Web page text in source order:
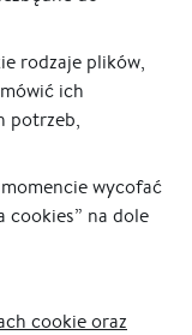
rodzaje plików,
ich
potrzeb,
wycofać
cookies” na dole
cookie oraz